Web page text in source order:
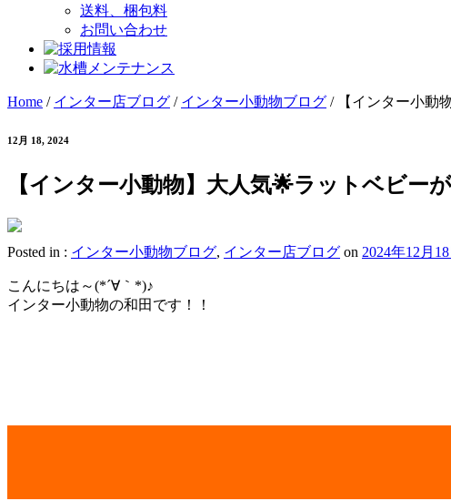
送料、梱包料
お問い合わせ
Home / インター店ブログ / インター小動物ブログ / 【インター小動
12月 18, 2024
【インター小動物】大人気🌟ラットベビー
Posted in : インター小動物ブログ, インター店ブログ on 2024年12月18
こんにちは～(*´∀｀*)♪
インター小動物の和田です！！